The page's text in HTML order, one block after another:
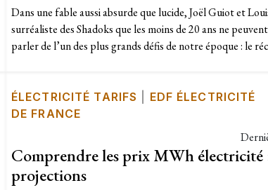
Dans une fable aussi absurde que lucide, Joël Guiot et
surréaliste des Shadoks que les moins de 20 ans ne
parler de l’un des plus grands défis de notre époque : le
ÉLECTRICITÉ TARIFS
EDF ÉLECTRICITÉ
DE FRANCE
Comprendre les prix MWh électricité
projections